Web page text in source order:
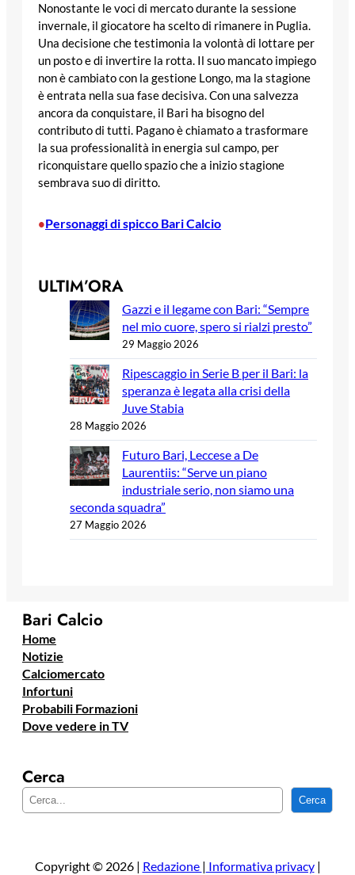
Nonostante le voci di mercato durante la sessione
invernale, il giocatore ha scelto di rimanere in Puglia.
Una decisione che testimonia la volontà di lottare per
un posto e di invertire la rotta. Il suo mancato impiego
non è cambiato con la gestione Longo, ma la stagione
è entrata nella sua fase decisiva. Con una salvezza
ancora da conquistare, il Bari ha bisogno del
contributo di tutti. Pagano è chiamato a trasformare
la sua professionalità in energia sul campo, per
riconquistare quello spazio che a inizio stagione
sembrava suo di diritto.
•Personaggi di spicco Bari Calcio
ULTIM’ORA
Gazzi e il legame con Bari: “Sempre
nel mio cuore, spero si rialzi presto”
29 Maggio 2026
Ripescaggio in Serie B per il Bari: la
speranza è legata alla crisi della
Juve Stabia
28 Maggio 2026
Futuro Bari, Leccese a De
Laurentiis: “Serve un piano
industriale serio, non siamo una
seconda squadra”
27 Maggio 2026
Bari Calcio
Home
Notizie
Calciomercato
Infortuni
Probabili Formazioni
Dove vedere in TV
Cerca
e
a
Cerca
Copyright © 2026 | Redazione | Informativa privacy|